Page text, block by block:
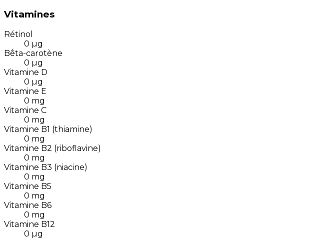
Vitamines
Rétinol
0 µg
Bêta-carotène
0 µg
Vitamine D
0 µg
Vitamine E
0 mg
Vitamine C
0 mg
Vitamine B1 (thiamine)
0 mg
Vitamine B2 (riboflavine)
0 mg
Vitamine B3 (niacine)
0 mg
Vitamine B5
0 mg
Vitamine B6
0 mg
Vitamine B12
0 µg